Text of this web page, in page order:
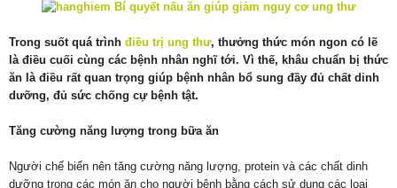
Trong suốt quá trình điều trị ung thư, thưởng thức món ngon có lẽ
là điều cuối cùng các bệnh nhân nghĩ tới. Vì thế, khâu chuẩn bị thức
ăn là điều rất quan trọng giúp bệnh nhân bổ sung đầy đủ chất dinh
dưỡng, đủ sức chống cự bệnh tật.
Tăng cường năng lượng trong bữa ăn
Người chế biến nên tăng cường năng lượng, protein và các chất dinh
dưỡng trong các món ăn cho người bệnh bằng cách sử dụng các loại